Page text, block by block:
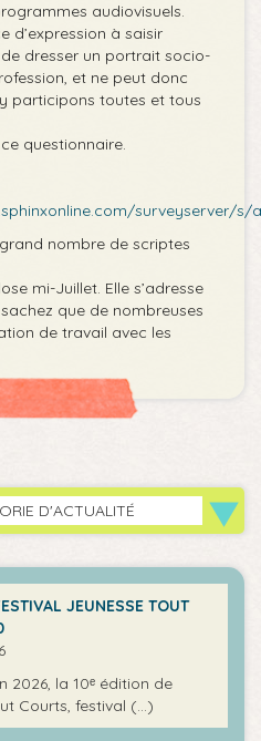
audiovisuels.
d’expression à saisir
dresser un portrait socio-
et ne peut donc
participons toutes et tous
questionnaire.
surveyserver/s/
nombre de scriptes
mi-Juillet. Elle s’adresse
que de nombreuses
de travail avec les
D'ACTUALITÉ
JEUNESSE TOUT
2026, la 10ᵉ édition de
Courts, festival (…)